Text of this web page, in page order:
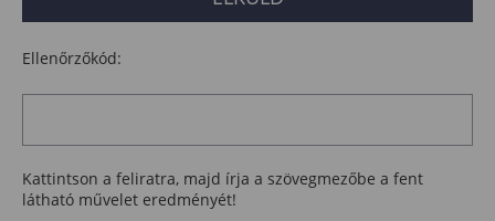
Ellenőrzőkód:
Kattintson a feliratra, majd írja a szövegmezőbe a fent
látható művelet eredményét!